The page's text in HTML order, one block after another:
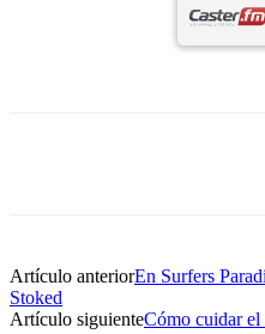
Artículo anteriorEn Surfers
Stoked
Artículo siguienteCómo cuidar